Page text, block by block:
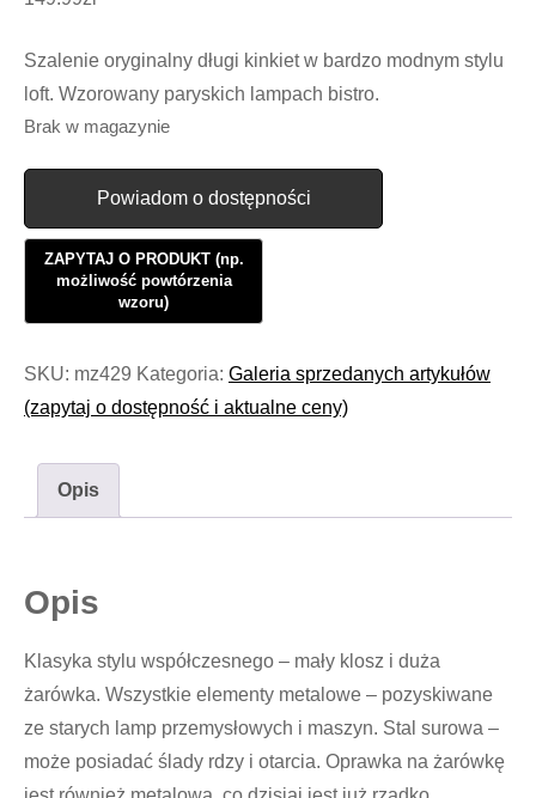
Szalenie oryginalny długi kinkiet w bardzo modnym stylu
loft. Wzorowany paryskich lampach bistro.
Brak w magazynie
Powiadom o dostępności
SKU: mz429 Kategoria: Galeria sprzedanych artykułów
(zapytaj o dostępność i aktualne ceny)
Opis
Opis
Klasyka stylu współczesnego – mały klosz i duża
żarówka. Wszystkie elementy metalowe – pozyskiwane
ze starych lamp przemysłowych i maszyn. Stal surowa –
może posiadać ślady rdzy i otarcia. Oprawka na żarówkę